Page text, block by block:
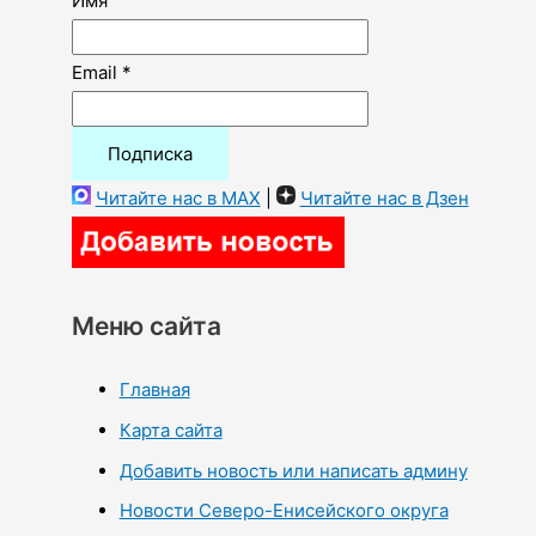
Email *
Читайте нас в MAX Читайте нас в Дзен
Меню сайта
Главная
Карта сайта
Добавить новость или написать админу
Новости Северо-Енисейского округа